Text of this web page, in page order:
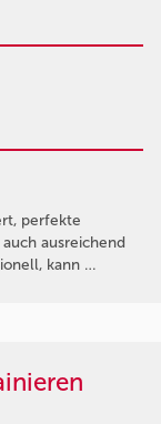
perfekte
ausreichend
kann …